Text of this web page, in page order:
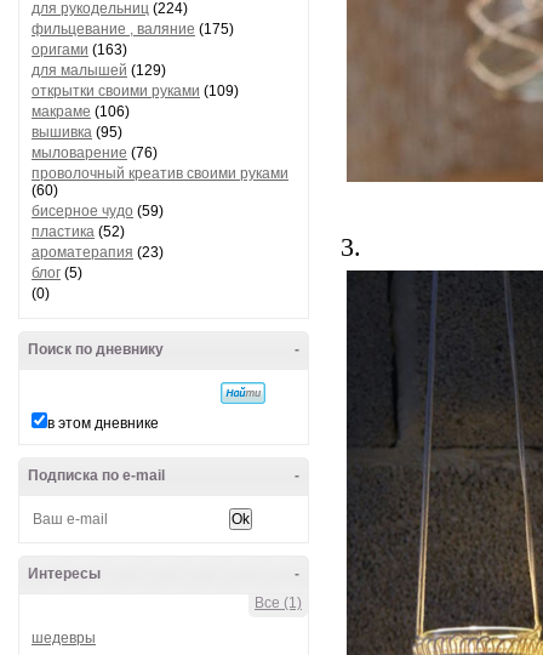
для рукодельниц (224)
фильцевание , валяние (175)
оригами (163)
для малышей (129)
открытки своими руками (109)
макраме (106)
вышивка (95)
мыловарение (76)
проволочный креатив своими руками
(60)
бисерное чудо (59)
пластика (52)
ароматерапия (23)
блог (5)
(0)
-
Поиск по дневнику
в этом дневнике
-
Подписка по e-mail
-
Интересы
Все (1)
шедевры
3.